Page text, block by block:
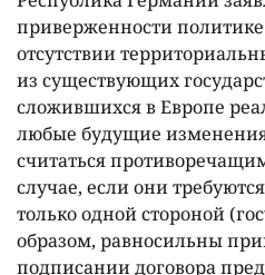
приверженности
отсутствии
из существующих
сложившихся в Европе
любые будущие
считаться
случае, если они
только одной стороной
образом, равносильны
подписании договора